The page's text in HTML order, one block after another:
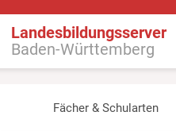
Landesbildungsserver
Baden-Württemberg
Fächer & Schularten